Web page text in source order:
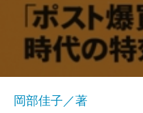
岡部佳子／著